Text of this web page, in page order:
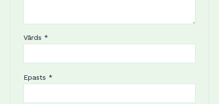
Vārds *
Epasts *